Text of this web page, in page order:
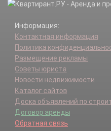
Информация:
Контактная информация
Политика
Размещение рекламы
Советы юриста
Новости недвижимости
Каталог сайтов
Доска объявлений по
Договор аренды
Обратная связь